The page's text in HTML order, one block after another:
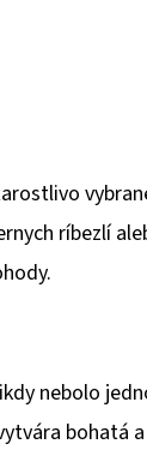
ríbezlí
nebolo
bohatá